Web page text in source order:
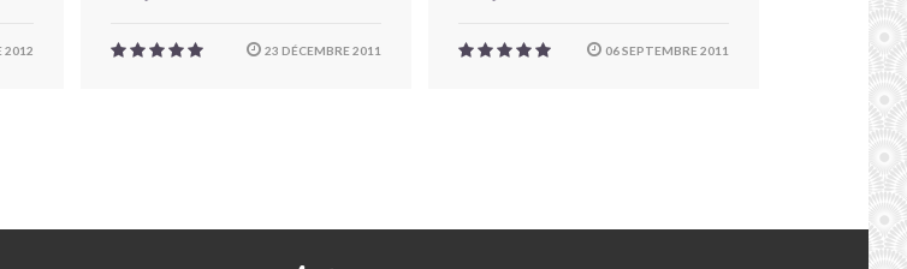
2012 23 DÉCEMBRE 2011 06 SEPTEMBRE 2011